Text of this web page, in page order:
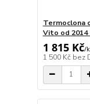
Termoclona
Vito od 2014
1 815 Kč/
1 500 Kč bez